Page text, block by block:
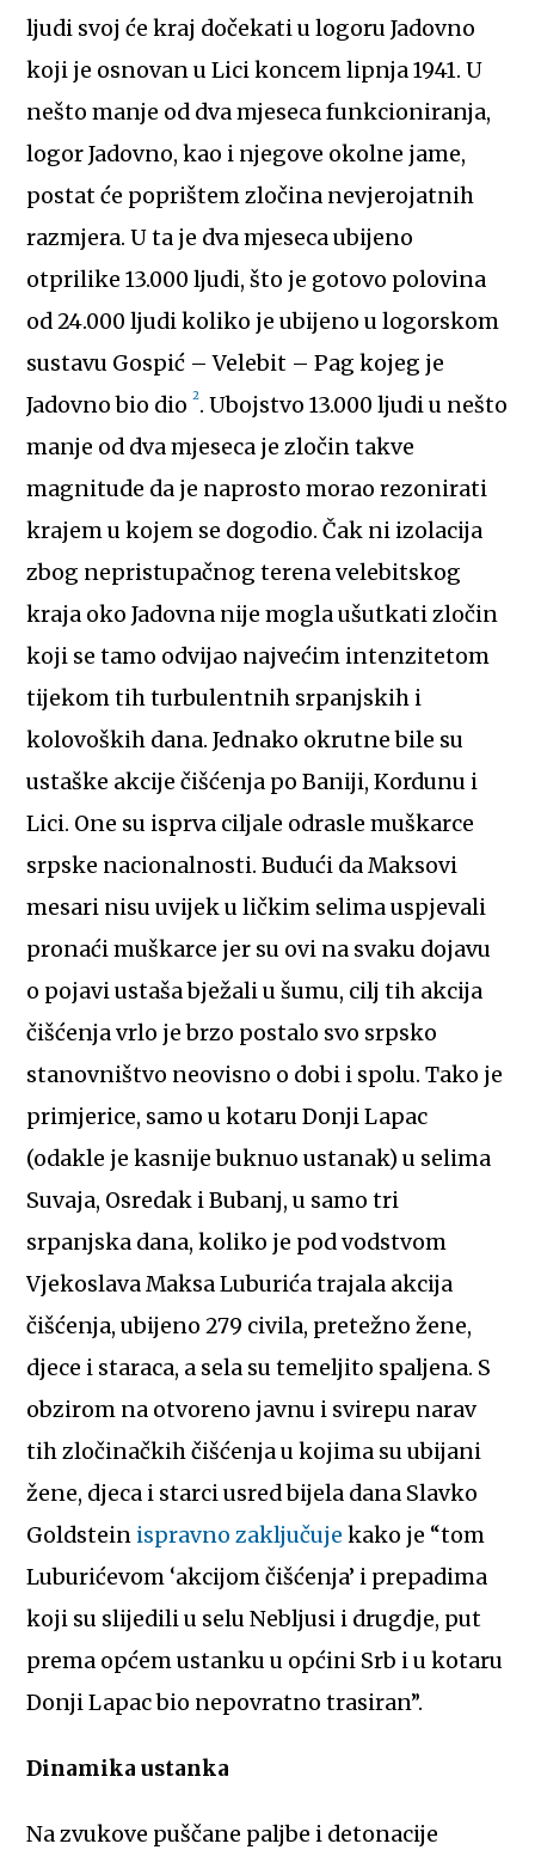
ljudi svoj će kraj dočekati u logoru Jadovno
koji je osnovan u Lici koncem lipnja 1941. U
nešto manje od dva mjeseca funkcioniranja,
logor Jadovno, kao i njegove okolne jame,
postat će poprištem zločina nevjerojatnih
razmjera. U ta je dva mjeseca ubijeno
otprilike 13.000 ljudi, što je gotovo polovina
od 24.000 ljudi koliko je ubijeno u logorskom
sustavu Gospić – Velebit – Pag kojeg je
Jadovno bio dio2. Ubojstvo 13.000 ljudi u nešto
manje od dva mjeseca je zločin takve
magnitude da je naprosto morao rezonirati
krajem u kojem se dogodio. Čak ni izolacija
zbog nepristupačnog terena velebitskog
kraja oko Jadovna nije mogla ušutkati zločin
koji se tamo odvijao najvećim intenzitetom
tijekom tih turbulentnih srpanjskih i
kolovoških dana. Jednako okrutne bile su
ustaške akcije čišćenja po Baniji, Kordunu i
Lici. One su isprva ciljale odrasle muškarce
srpske nacionalnosti. Budući da Maksovi
mesari nisu uvijek u ličkim selima uspjevali
pronaći muškarce jer su ovi na svaku dojavu
o pojavi ustaša bježali u šumu, cilj tih akcija
čišćenja vrlo je brzo postalo svo srpsko
stanovništvo neovisno o dobi i spolu. Tako je
primjerice, samo u kotaru Donji Lapac
(odakle je kasnije buknuo ustanak) u selima
Suvaja, Osredak i Bubanj, u samo tri
srpanjska dana, koliko je pod vodstvom
Vjekoslava Maksa Luburića trajala akcija
čišćenja, ubijeno 279 civila, pretežno žene,
djece i staraca, a sela su temeljito spaljena. S
obzirom na otvoreno javnu i svirepu narav
tih zločinačkih čišćenja u kojima su ubijani
žene, djeca i starci usred bijela dana Slavko
Goldstein ispravno zaključuje kako je “tom
Luburićevom ‘akcijom čišćenja’ i prepadima
koji su slijedili u selu Nebljusi i drugdje, put
prema općem ustanku u općini Srb i u kotaru
Donji Lapac bio nepovratno trasiran”.
Dinamika ustanka
Na zvukove puščane paljbe i detonacije